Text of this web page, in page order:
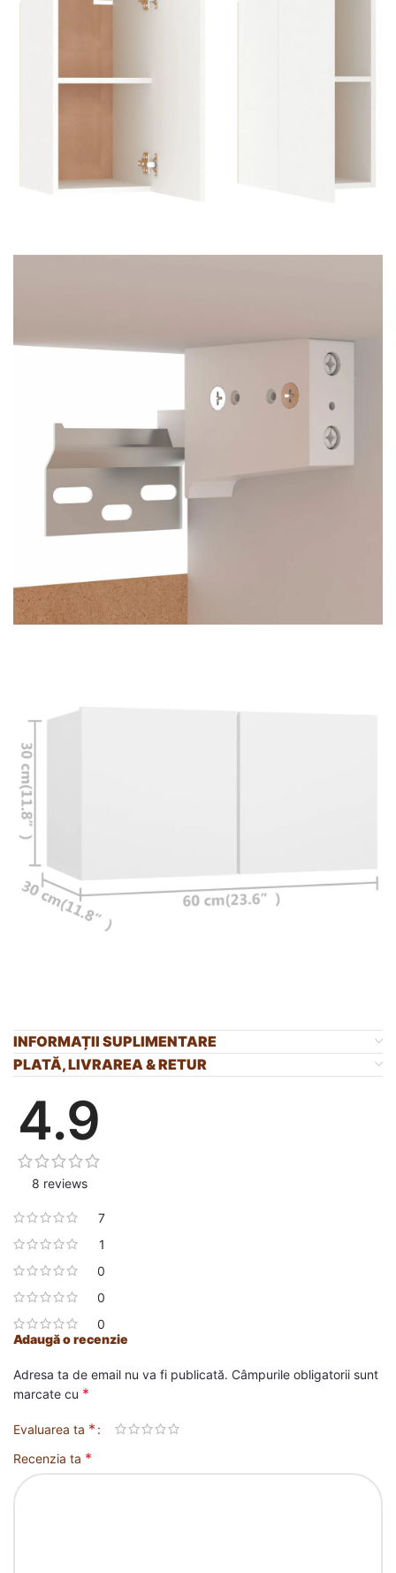
INFORMAȚII SUPLIMENTARE
PLATĂ, LIVRAREA & RETUR
4.9
8 reviews
7
1
0
0
0
Adaugă o recenzie
Adresa ta de email nu va fi publicată. Câmpurile obligatorii sunt
marcate cu *
Evaluarea ta *
Recenzia ta *